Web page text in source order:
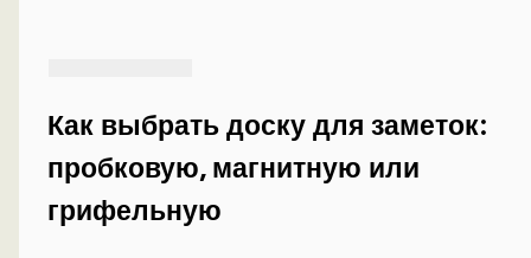
Как выбрать доску для заметок:
пробковую, магнитную или
грифельную